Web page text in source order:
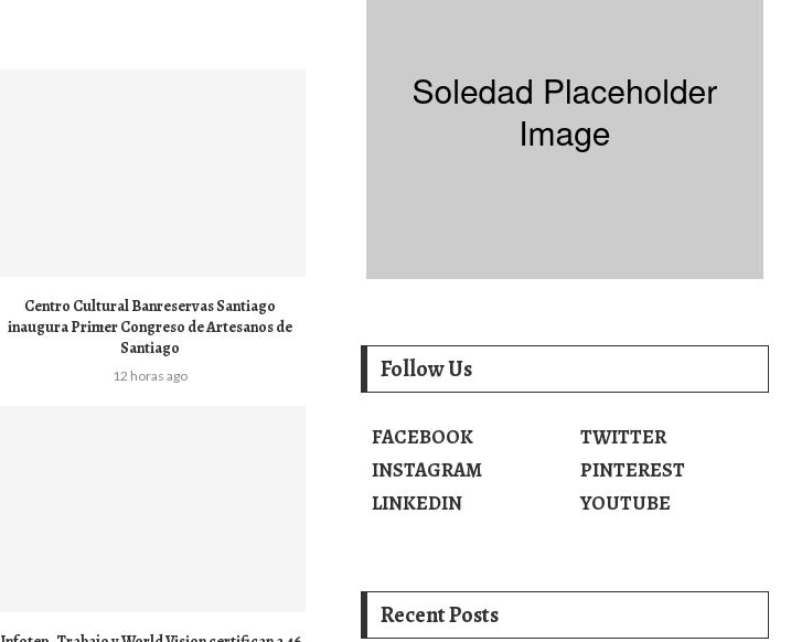
Centro Cultural Banreservas Santiago
inaugura Primer Congreso de Artesanos de
Santiago
12 horas ago Follow Us
FACEBOOK
TWITTER
INSTAGRAM
PINTEREST
LINKEDIN
YOUTUBE
Recent Posts